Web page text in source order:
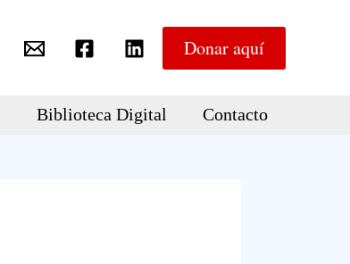
Donar aquí
Biblioteca Digital Contacto